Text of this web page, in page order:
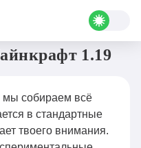
1.19
мы собираем всё
в стандартные
твоего внимания.